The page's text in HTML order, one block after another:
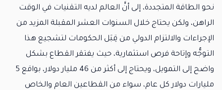
نحو الطاقة المتجددة، إلى أنَّ العالم لديه التقنيات في الوقت
الراهن، ولكن يحتاج خلال السنوات العشر المقبلة المزيد من
الإجراءات والالتزام الدولي من قِبَل الحكومات لتشجيع هذا
التوجُّه وإتاحة فرص استثمارية، حيث يفتقر القطاع بشكل
واضح إلى التمويل، ويحتاج إلى أكثر من 46 مليار دولار، بواقع 5
مليارات دولار كل عام، سواء من القطاعين العام والخاص